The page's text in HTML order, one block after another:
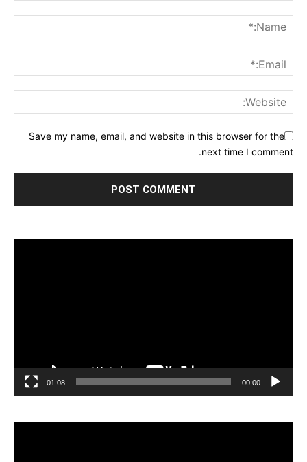
Save my name, email, and website in this browser for the
next time I comment.
00:00
01:08